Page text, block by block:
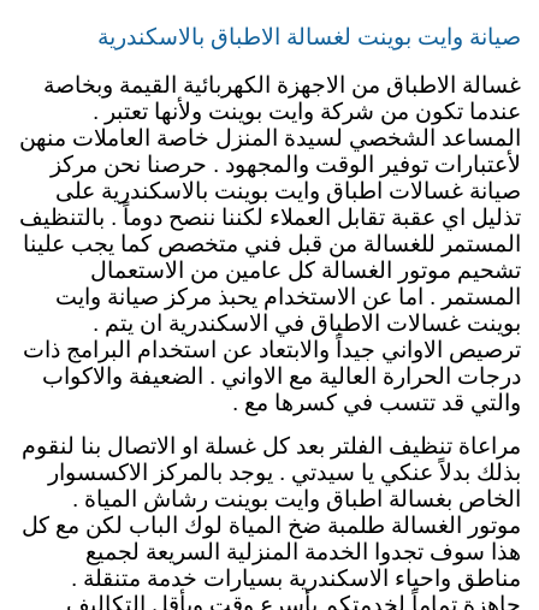
صيانة وايت بوينت لغسالة الاطباق بالاسكندرية
غسالة الاطباق من الاجهزة الكهربائية القيمة وبخاصة
عندما تكون من شركة وايت بوينت ولأنها تعتبر .
المساعد الشخصي لسيدة المنزل خاصة العاملات منهن
لأعتبارات توفير الوقت والمجهود . حرصنا نحن مركز
صيانة غسالات اطباق وايت بوينت بالاسكندرية على
تذليل اي عقبة تقابل العملاء لكننا ننصح دوماً . بالتنظيف
المستمر للغسالة من قبل فني متخصص كما يجب علينا
تشحيم موتور الغسالة كل عامين من الاستعمال
المستمر . اما عن الاستخدام يحبذ مركز صيانة وايت
بوينت غسالات الاطباق في الاسكندرية ان يتم .
ترصيص الاواني جيداً والابتعاد عن استخدام البرامج ذات
درجات الحرارة العالية مع الاواني . الضعيفة والاكواب
والتي قد تتسب في كسرها مع .
مراعاة تنظيف الفلتر بعد كل غسلة او الاتصال بنا لنقوم
بذلك بدلاً عنكي يا سيدتي . يوجد بالمركز الاكسسوار
الخاص بغسالة اطباق وايت بوينت رشاش المياة .
موتور الغسالة طلمبة ضخ المياة لوك الباب لكن مع كل
هذا سوف تجدوا الخدمة المنزلية السريعة لجميع
مناطق واحياء الاسكندرية بسيارات خدمة متنقلة .
جاهزة تماماً لخدمتكم بأسرع وقت وبأقل التكاليف